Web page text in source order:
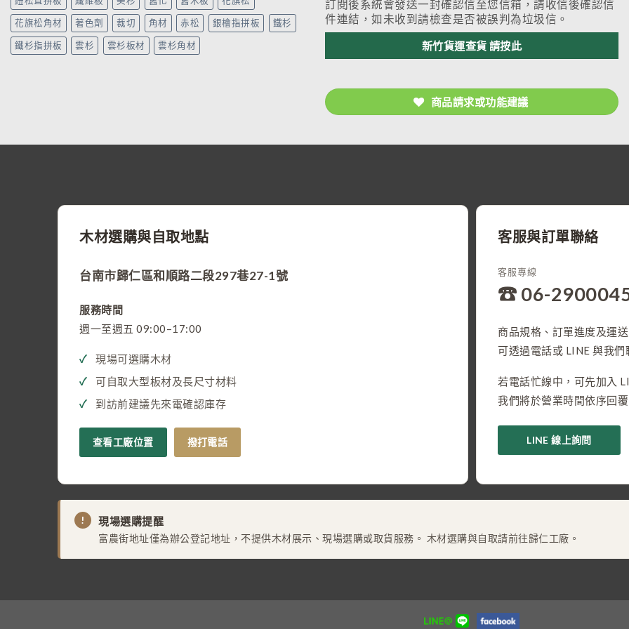
花旗松角材 著色劑 裁切 角材 赤松 銀檜指拼板 鐵杉
鐵杉指拼板 雲杉 雲杉板材 雲杉角材
訂閱後系統會發送一封確認信至您信箱，請收信後確認信
件連結，如未收到請檢查是否被誤判為垃圾信。
新竹貨運查貨 請按此
商品請求或功能建議
木材選購與自取地點
台南市歸仁區和順路二段297巷27-1號
服務時間
週一至週五 09:00–17:00
現場可選購木材
可自取大型板材及長尺寸材料
到訪前建議先來電確認庫存
查看工廠位置 撥打電話
客服與訂單聯絡
客服專線
☎ 06-
商品規格、訂單進度及運
可透過電話或 LINE 與我們
若電話忙線中，可先加入
我們將於營業時間依序回
LINE 線上詢問
! 現場選購提醒
富農街地址僅為辦公登記地址，不提供木材展示、現場選購或取貨服務。 木材選購與自取請前往歸仁工廠。